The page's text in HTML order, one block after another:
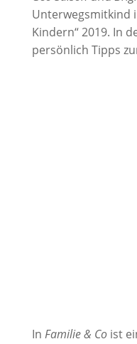
Unterwegsmitkind
Kindern“ 2019. In
persönlich Tipps
In Familie & Coist